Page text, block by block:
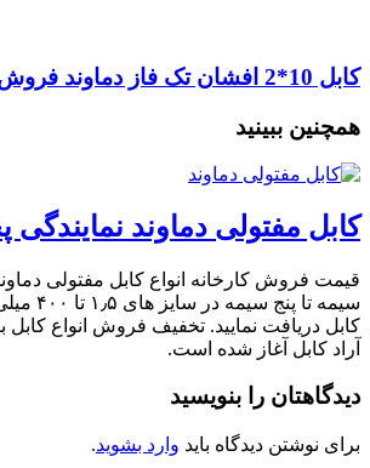
کابل 10*2 افشان تک فاز دماوند فروش ویژه
همچنین ببینید
کابل مفتولی دماوند
سیمه تا
کابل دریافت نمایید. تخفیف فروش انواع کابل
آراد کابل آغاز شده است.
دیدگاهتان را بنویسید
برای نوشتن دیدگاه باید وارد بشوید.